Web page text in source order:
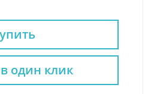
один клик